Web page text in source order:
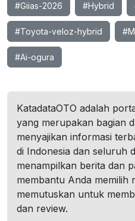
#Giias-2026 #Hybrid
#Toyota-veloz-hybrid
#Ai-ogura
KatadataOTO adalah
yang merupakan bagian
menyajikan informasi
di Indonesia dan seluruh
menampilkan berita dan
membantu Anda memilih
memutuskan untuk
dan review.